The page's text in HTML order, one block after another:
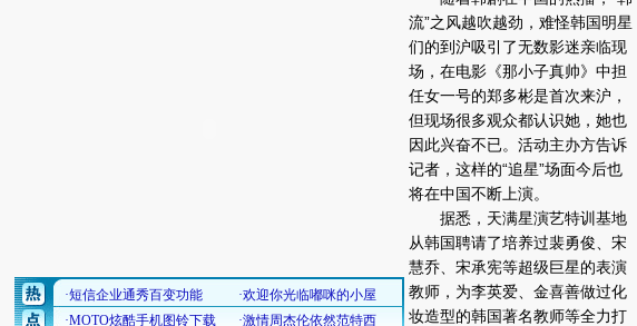
流”之风越吹越劲，难怪韩国明星
们的到沪吸引了无数影迷亲临现
场，在电影《那小子真帅》中担
任女一号的郑多彬是首次来沪，
但现场很多观众都认识她，她也
因此兴奋不已。活动主办方告诉
记者，这样的“追星”场面今后也
将在中国不断上演。
据悉，天满星演艺特训基地
从韩国聘请了培养过裴勇俊、宋
慧乔、宋承宪等超级巨星的表演
教师，为李英爱、金喜善做过化
妆造型的韩国著名教师等全力打